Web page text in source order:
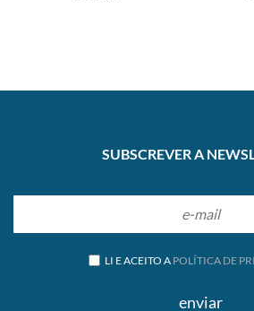
SUBSCREVER A
LI E ACEITO A POLÍTICA DE